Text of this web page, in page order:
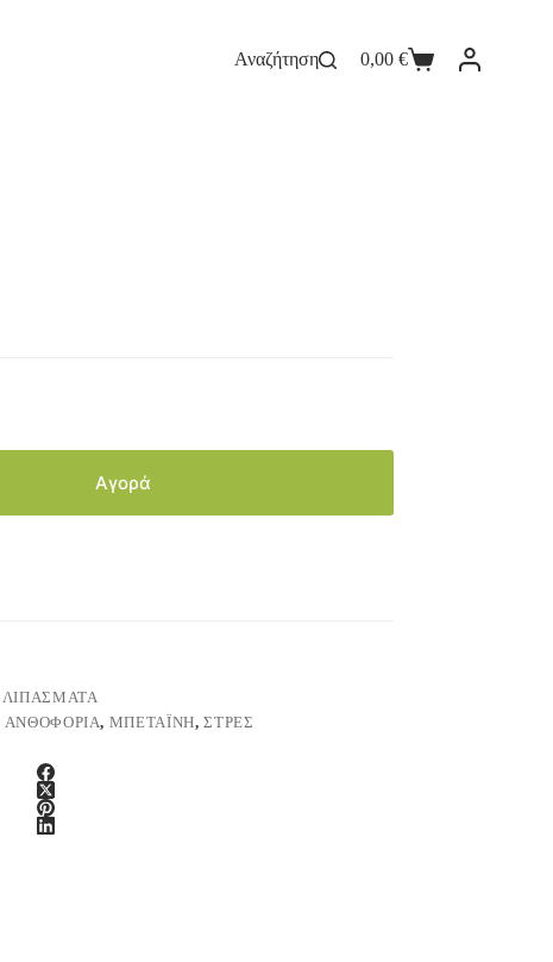
Αναζήτηση 0,00 €
Αγορά
ΛΙΠΑΣΜΑΤΑ
ΑΝΘΟΦΟΡΊΑ, ΜΠΕΤΑΪΝΗ,ΣΤΡΕΣ